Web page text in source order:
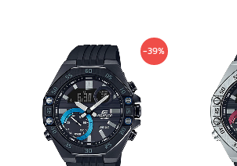
-39%
Original
price
was:
6,900 ฿.
Current
price